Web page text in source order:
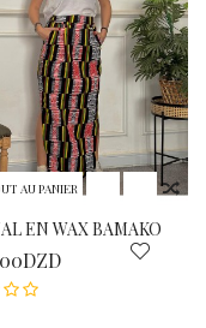
AU PANIER
EN WAX BAMAKO